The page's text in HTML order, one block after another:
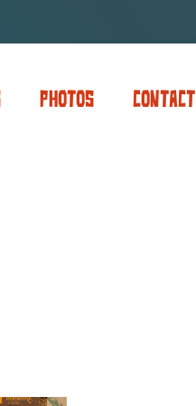
Photos Contact